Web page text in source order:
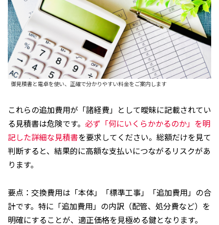
御見積書と電卓を使い、正確で分かりやすい料金をご案内します
これらの追加費用が「諸経費」として曖昧に記載されてい
る見積書は危険です。 必ず「何にいくらかかるのか」を明
記した詳細な見積書を要求してください。総額だけを見て
判断すると、結果的に高額な支払いにつながるリスクがあ
ります。
要点：交換費用は「本体」「標準工事」「追加費用」の合
計です。特に「追加費用」の内訳（配管、処分費など）を
明確にすることが、適正価格を見極める鍵となります。